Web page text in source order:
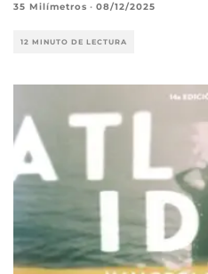
35 Milímetros · 08/12/2025
12 MINUTO DE LECTURA